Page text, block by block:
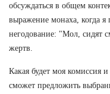
обсуждаться в общем
выражение монаха, когда я
негодование: "Мол, сидят
жертв.
Какая будет моя комиссия
сможет предложить